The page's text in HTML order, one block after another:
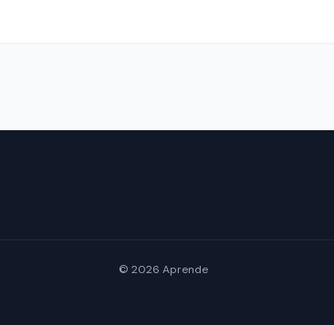
© 2026 Aprende